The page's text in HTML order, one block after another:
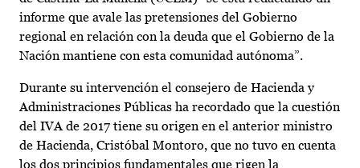
informe que avale las pretensiones del Gobierno
regional en relación con la deuda que el Gobierno de la
Nación mantiene con esta comunidad autónoma”.
Durante su intervención el consejero de Hacienda y
Administraciones Públicas ha recordado que la cuestión
del IVA de 2017 tiene su origen en el anterior ministro
de Hacienda, Cristóbal Montoro, que no tuvo en cuenta
los dos principios fundamentales que rigen la